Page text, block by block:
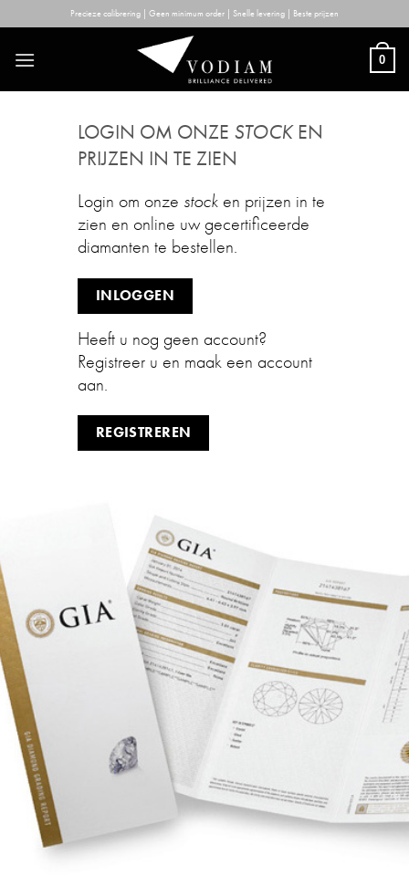
to
content
Precieze calibrering | Geen minimum order | Snelle levering | Beste prijzen
0
LOGIN OM ONZE STOCKEN
PRIJZEN IN TE ZIEN
Login om onze stock en prijzen in te
zien en online uw gecertificeerde
diamanten te bestellen.
INLOGGEN
Heeft u nog geen account?
Registreer u en maak een account
aan.
REGISTREREN